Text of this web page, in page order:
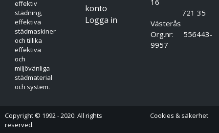
Använd biocider på ett säkert sätt. Läs alltid etiketten och
produktinformation innan användning
Freebac 1,5%
Yt- & handdesinfektion.
Används i rena miljöer.
Behöver inte eftersköljas.
Finns i storlekarna 50ml, 0,75L och 5L.
effektiv
städning,
effektiva
städmaskiner
och tillika
effektiva
och
miljövänliga
städmaterial
och system.
konto
Logga in
721 35
Västerås
Org.nr: 556443-
9957
Copyright © 1992 - 2020. All rights
reserved.
Cookies & säkerhet